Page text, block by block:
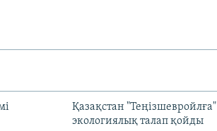
Қазақстан "Теңізшевройлға"
экологиялық талап қойды